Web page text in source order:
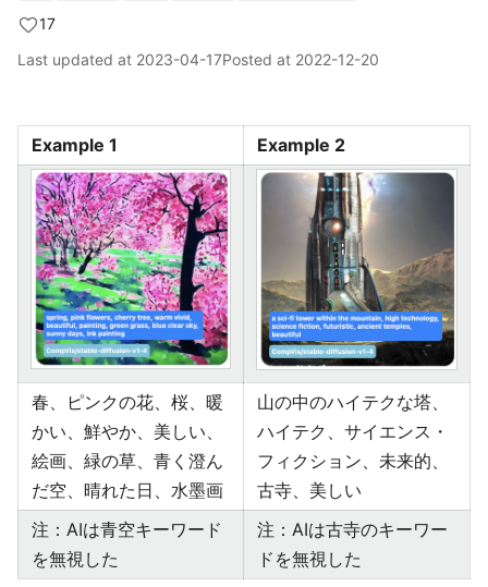
17
Last updated at 2023-04-17Posted at 2022-12-20
Example 1 Example 2
春、ピンクの花、桜、暖
かい、鮮やか、美しい、
絵画、緑の草、青く澄ん
だ空、晴れた日、水墨画
山の中のハイテクな塔、
ハイテク、サイエンス・
フィクション、未来的、
古寺、美しい
注：AIは青空キーワード
を無視した
注：AIは古寺のキーワー
ドを無視した